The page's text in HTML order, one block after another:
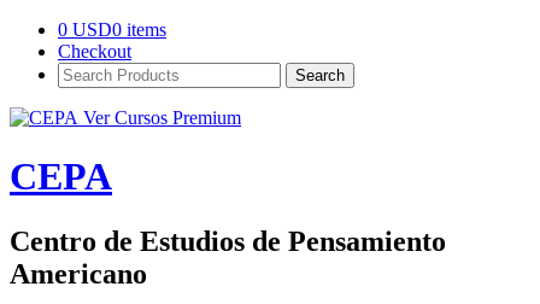
0 USD0 items
Checkout
Search
Products:
Ver Cursos Premium
CEPA
Centro de Estudios de Pensamiento
Americano